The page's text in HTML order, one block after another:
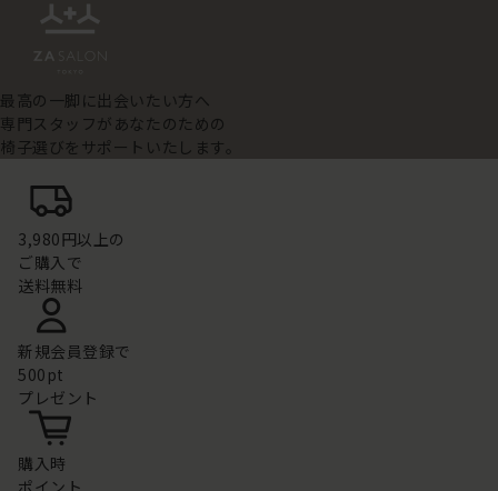
最高の一脚に出会いたい方へ
専門スタッフがあなたのための
椅子選びをサポートいたします。
3,980円以上の
ご購入で
送料無料
新規会員登録で
500pt
プレゼント
購入時